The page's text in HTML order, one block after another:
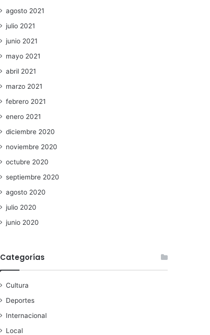
agosto 2021
julio 2021
junio 2021
mayo 2021
abril 2021
marzo 2021
febrero 2021
enero 2021
diciembre 2020
noviembre 2020
octubre 2020
septiembre 2020
agosto 2020
julio 2020
junio 2020
Categorías
Cultura
Deportes
Internacional
Local